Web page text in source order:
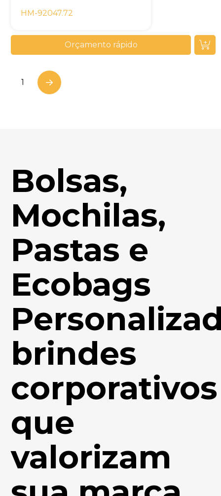
HM-92047.72
Orçamento rápido
1 Next
Bolsas,
Mochilas,
Pastas e
Ecobags
brindes
corporativos
que
valorizam